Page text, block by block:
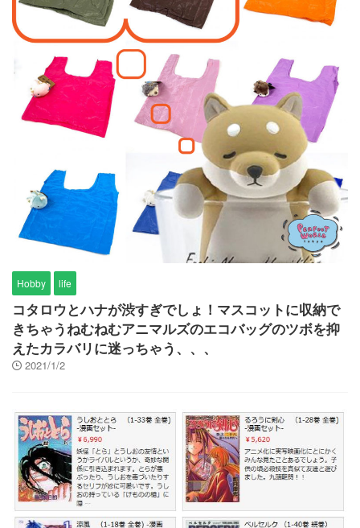
Hobby life
コタロウとハナが渋すぎでしょ！マスコットに収納で
きちゃうねむねむアニマルズのエコバッグのツボを抑
えたカラバリに迷っちゃう、、、
2021/1/2